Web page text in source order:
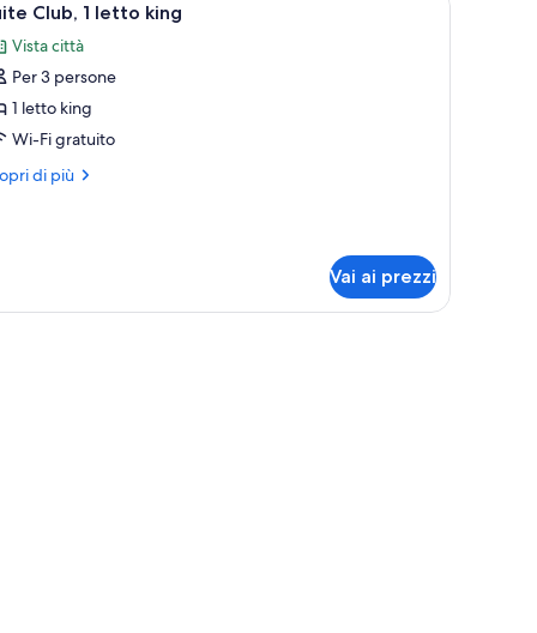
10 Club, 1 letto king
Vista città
Per 3 persone
1 letto king
Wi-Fi gratuito
di più
Vai ai prezzi
una scrivania, una sedia e un divano.